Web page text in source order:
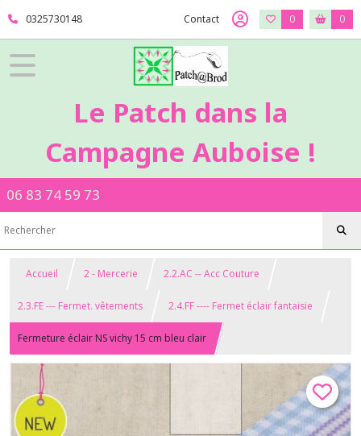
0325730148 Contact 0 0
Le Patch dans la
Campagne Auboise !
06 83 74 59 73
Accueil 2 - Mercerie 2.2.AC -- Acc Couture
2.3.FE --- Fermet. vêtements 2.4.FF ---- Fermet éclair fantaisie
Fermeture éclair NS vichy 15 cm bleu clair